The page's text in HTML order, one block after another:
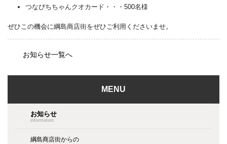
つなぴちちゃんクオカード・・・500名様
ぜひこの機会に綱島商店街をぜひご利用くださいませ。
お知らせ一覧へ
MENU
お知らせ
information
綱島商店街からの